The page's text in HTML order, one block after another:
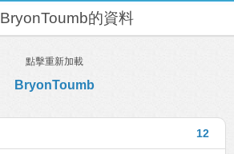
BryonToumb的資料
點擊重新加載
BryonToumb
12